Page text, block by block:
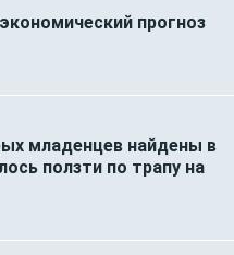
прогноз
младенцев найдены в
ползти по трапу на